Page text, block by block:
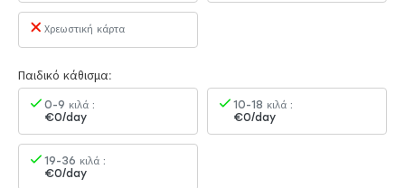
Χρεωστική κάρτα
Παιδικό κάθισμα:
0-9 κιλά :
€0/day
10-18 κιλά :
€0/day
19-36 κιλά :
€0/day